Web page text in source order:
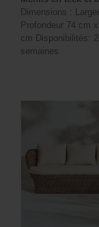
Dimensions :
Profondeur 74 cm
cm Disponibilités: 2
semaines